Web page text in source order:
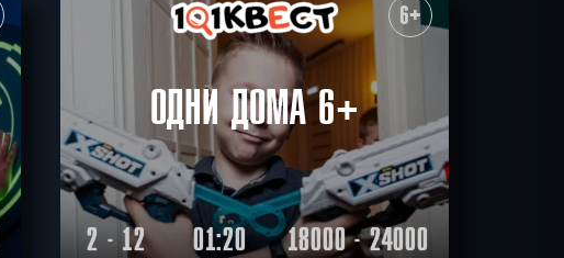
6+
ОДНИ ДОМА 6+
2 - 12 01:20 18000 - 24000